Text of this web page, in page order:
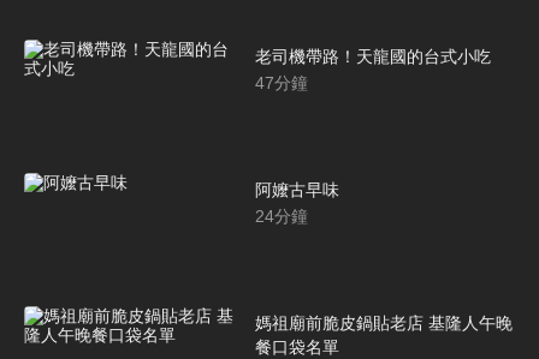
老司機帶路！天龍國的台式小吃
47分鐘
阿嬤古早味
24分鐘
媽祖廟前脆皮鍋貼老店 基隆人午晚
餐口袋名單